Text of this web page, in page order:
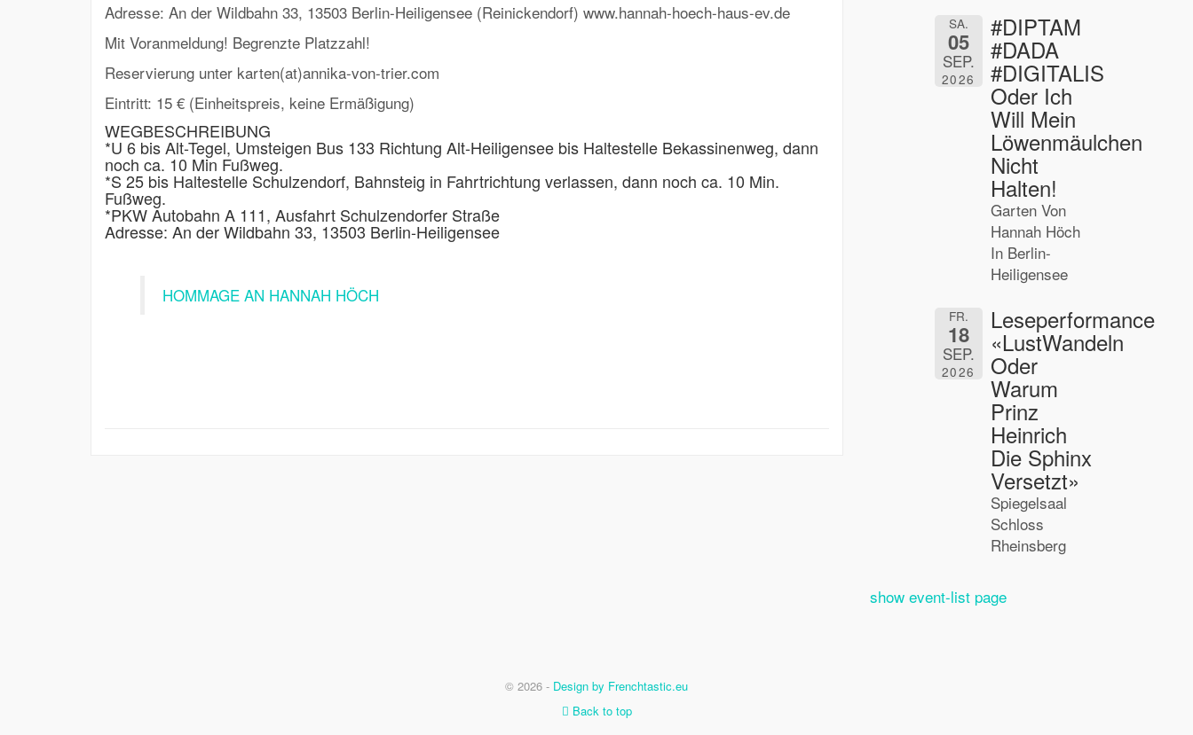
Adresse: An der Wildbahn 33, 13503 Berlin-Heiligensee (Reinickendorf) www.hannah-hoech-haus-ev.de
Mit Voranmeldung! Begrenzte Platzzahl!
Reservierung unter karten(at)annika-von-trier.com
Eintritt: 15 € (Einheitspreis, keine Ermäßigung)
WEGBESCHREIBUNG
*U 6 bis Alt-Tegel, Umsteigen Bus 133 Richtung Alt-Heiligensee bis Haltestelle Bekassinenweg, dann
noch ca. 10 Min Fußweg.
*S 25 bis Haltestelle Schulzendorf, Bahnsteig in Fahrtrichtung verlassen, dann noch ca. 10 Min.
Fußweg.
*PKW Autobahn A 111, Ausfahrt Schulzendorfer Straße
Adresse: An der Wildbahn 33, 13503 Berlin-Heiligensee
HOMMAGE AN HANNAH HÖCH
SA.
05
SEP.
2026
#DIPTAM
#DADA
#DIGITALIS
Oder Ich
Will Mein
Löwenmäulchen
Nicht
Halten!
Garten Von
Hannah Höch
In Berlin-
Heiligensee
FR.
18
SEP.
2026
Leseperformance
«LustWandeln
Oder
Warum
Prinz
Heinrich
Die Sphinx
Versetzt»
Spiegelsaal
Schloss
Rheinsberg
show event-list page
© 2026 - Design by Frenchtastic.eu
Back to top